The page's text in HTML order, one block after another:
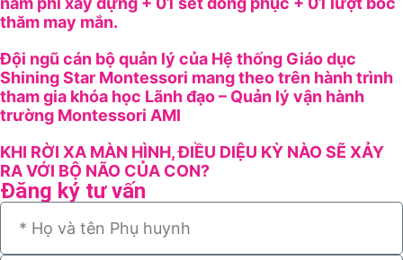
thăm may mắn.
Đội ngũ cán bộ quản lý của Hệ thống Giáo dục
Shining Star Montessori mang theo trên hành trình
tham gia khóa học Lãnh đạo – Quản lý vận hành
trường Montessori AMI
KHI RỜI XA MÀN HÌNH, ĐIỀU DIỆU KỲ NÀO SẼ XẢY
RA VỚI BỘ NÃO CỦA CON?
Đăng ký tư vấn